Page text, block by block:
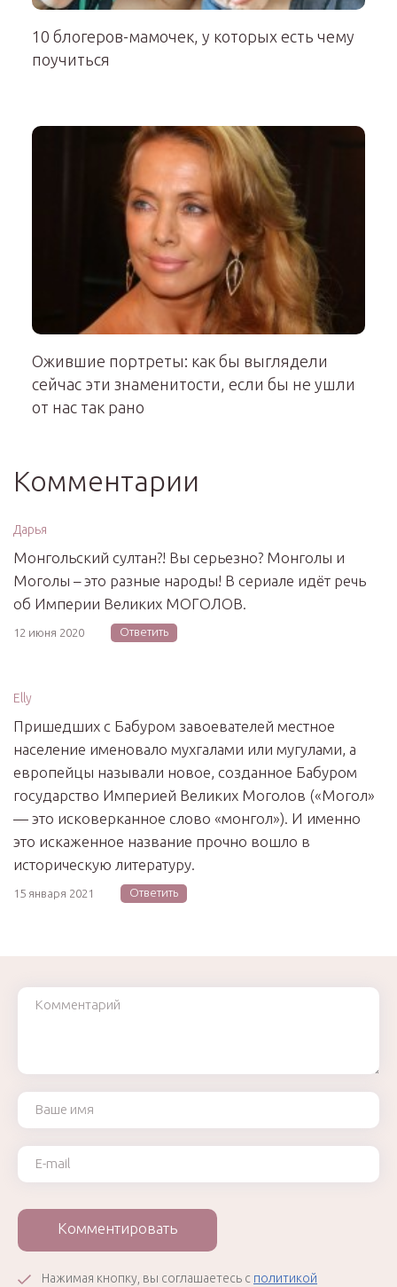
10 блогеров-мамочек, у которых есть чему
поучиться
Ожившие портреты: как бы выглядели
сейчас эти знаменитости, если бы не ушли
от нас так рано
Комментарии
Дарья
Монгольский султан?! Вы серьезно? Монголы и
Моголы – это разные народы! В сериале идёт речь
об Империи Великих МОГОЛОВ.
12 июня 2020 Ответить
Elly
Пришедших с Бабуром завоевателей местное
население именовало мухгалами или мугулами, а
европейцы называли новое, созданное Бабуром
государство Империей Великих Моголов («Могол»
— это исковерканное слово «монгол»). И именно
это искаженное название прочно вошло в
историческую литературу.
15 января 2021 Ответить
Комментарий
Ваше имя
Ваш e-mail
Комментировать
Нажимая кнопку, вы соглашаетесь с политикой